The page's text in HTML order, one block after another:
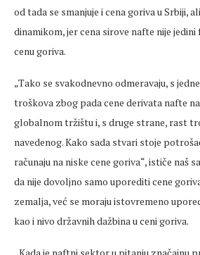
od tada se smanjuje i cena goriva u Srbiji,
dinamikom, jer cena sirove nafte nije
cenu goriva.
„Tako se svakodnevno odmeravaju, s
troškova zbog pada cene derivata nafte
globalnom tržištu i, s druge strane, rast
navedenog. Kako sada stvari stoje
računaju na niske cene goriva“, ističe naš
da nije dovoljno samo uporediti cene
zemalja, već se moraju istovremeno
kao i nivo državnih dažbina u ceni goriva.